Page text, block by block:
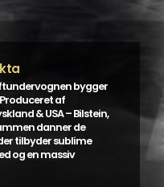
bygger
af
& USA – Bilstein,
danner de
tilbyder sublime
og en massiv